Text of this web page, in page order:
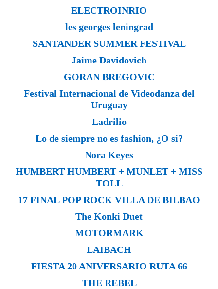
ELECTROINRIO
les georges leningrad
SANTANDER SUMMER FESTIVAL
Jaime Davidovich
GORAN BREGOVIC
Festival Internacional de Videodanza del
Uruguay
Ladrilio
Lo de siempre no es fashion, ¿O sí?
Nora Keyes
HUMBERT HUMBERT + MUNLET + MISS
TOLL
17 FINAL POP ROCK VILLA DE BILBAO
The Konki Duet
MOTORMARK
LAIBACH
FIESTA 20 ANIVERSARIO RUTA 66
THE REBEL